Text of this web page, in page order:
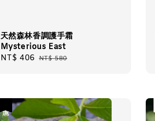
天然森林香調護手霜
Mysterious East
Sale
NT$ 406 Regular
NT$ 580